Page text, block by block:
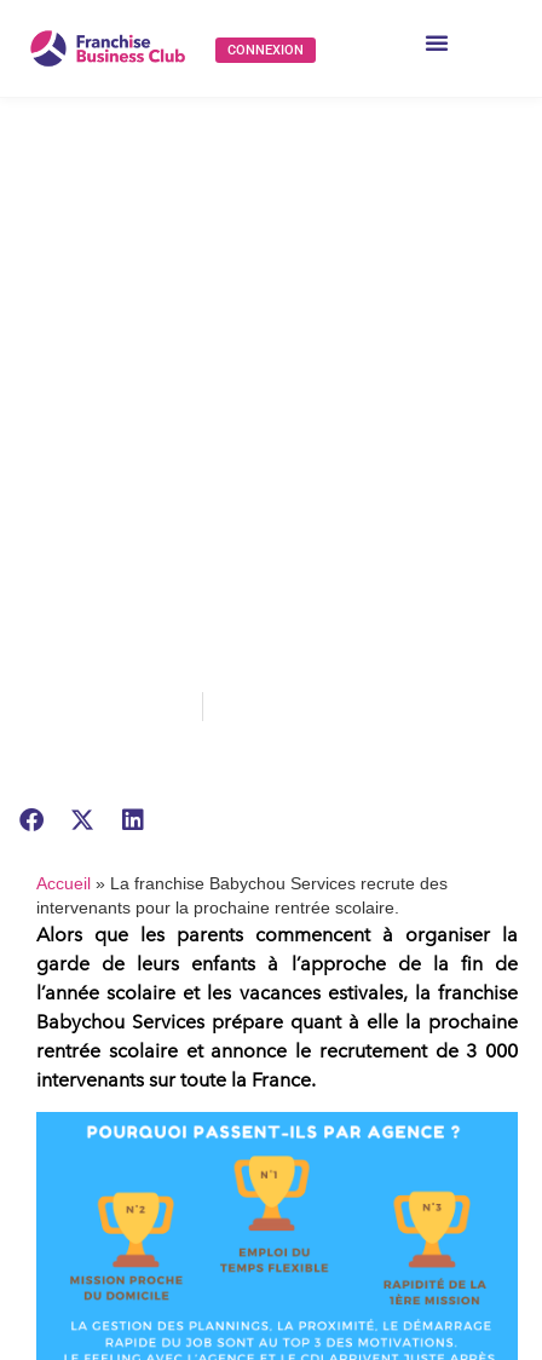
CONNEXION
Accueil » La franchise Babychou Services recrute des
intervenants pour la prochaine rentrée scolaire.
Alors que les parents commencent à organiser la
garde de leurs enfants à l’approche de la fin de
l’année scolaire et les vacances estivales, la franchise
Babychou Services prépare quant à elle la prochaine
rentrée scolaireet annonce le recrutement de 3 000
intervenants sur toute la France.